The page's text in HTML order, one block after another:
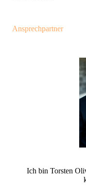
Ansprechpartner
Ich bin Torsten